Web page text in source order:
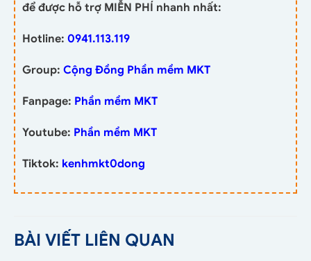
để được hỗ trợ MIỄN PHÍ nhanh nhất:
Hotline: 0941.113.119
Group: Cộng Đồng Phần mềm MKT
Fanpage: Phần mềm MKT
Youtube: Phần mềm MKT
Tiktok: kenhmkt0dong
BÀI VIẾT LIÊN QUAN